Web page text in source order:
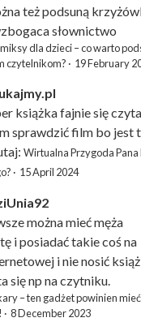
też podsuną
słownictwo
dla dzieci – co warto
czytelnikom? · 19 February
książka fajnie się
sprawdzić film bo jest
Wirtualna Przygoda Pana
· 15 April 2024
można mieć męża
i posiadać takie coś na
i nie nosić
się np na czytniku.
– ten gadżet powinien
· 8 December 2023